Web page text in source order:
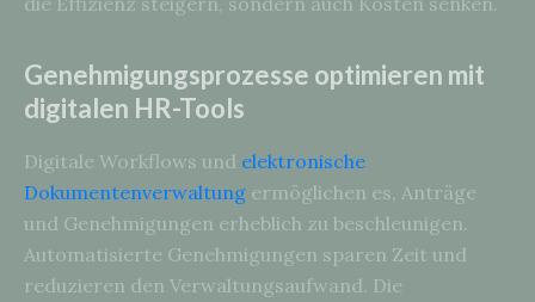
Genehmigungsprozesse optimieren mit
digitalen HR-Tools
Digitale Workflows und elektronische
Dokumentenverwaltung ermöglichen es, Anträge
und Genehmigungen erheblich zu beschleunigen.
Automatisierte Genehmigungen sparen Zeit und
reduzieren den Verwaltungsaufwand. Die